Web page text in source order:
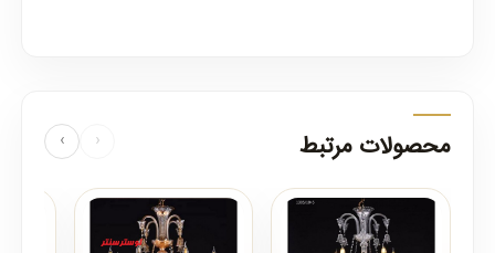
محصولات مرتبط ‹
›